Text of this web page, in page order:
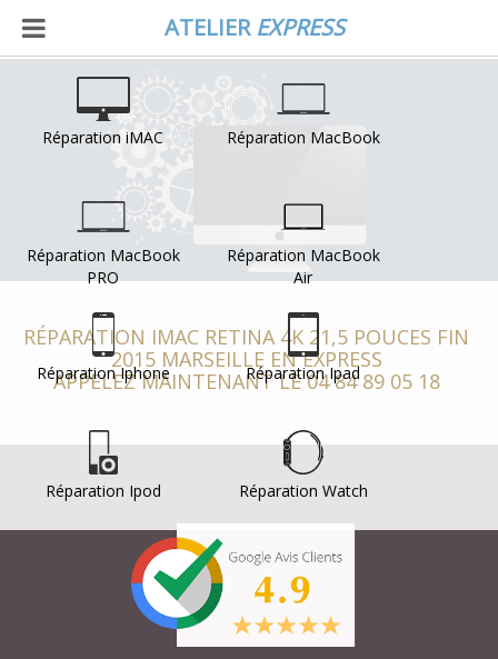
ATELIER EXPRESS
Réparation iMAC Réparation MacBook
Réparation MacBook
PRO
Réparation MacBook
Air
Réparation Iphone Réparation Ipad
Réparation Ipod Réparation Watch
RÉPARATION IMAC RETINA 4K 21,5 POUCES FIN
2015 MARSEILLE EN EXPRESS
APPELEZ MAINTENANT LE 04 84 89 05 18